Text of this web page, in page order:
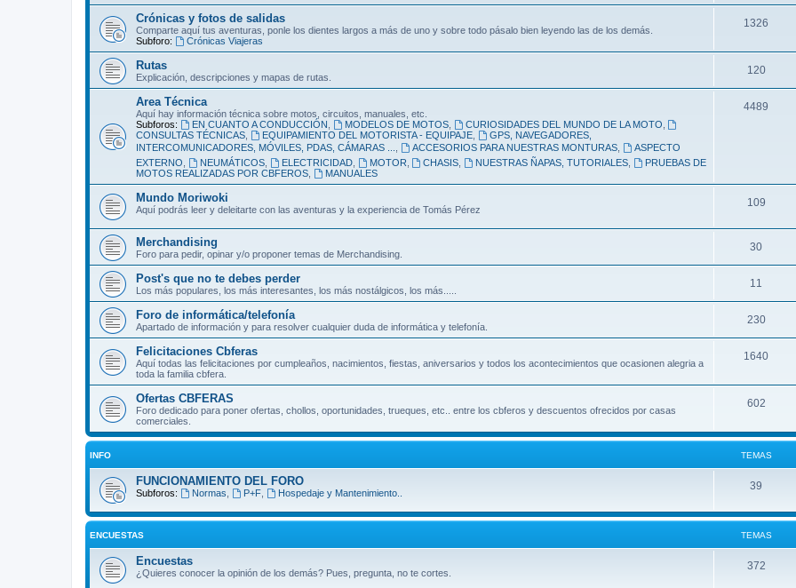
Crónicas y fotos de salidas
Comparte aquí tus aventuras, ponle los dientes largos a más de uno y sobre todo pásalo bien leyendo las de los demás.
Subforo:
Crónicas Viajeras
1326
Rutas
Explicación, descripciones y mapas de rutas.
120
Area Técnica
Aquí hay información técnica sobre motos, circuitos, manuales, etc.
Subforos:
EN CUANTO A CONDUCCIÓN MODELOS DE MOTOS, CURIOSIDADES DEL MUNDO DE LA MOTO
CONSULTAS TÉCNICAS
EQUIPAMIENTO DEL MOTORISTA - EQUIPAJE,
GPS, NAVEGADORES,
INTERCOMUNICADORES, MÓVILES, PDAS, CÁMARAS ...
ACCESORIOS PARA NUESTRAS MONTURAS,
ASPECTO
EXTERNO
NEUMÁTICOS, ELECTRICIDAD, MOTOR CHASIS NUESTRAS ÑAPAS, TUTORIALES
PRUEBAS DE
MOTOS REALIZADAS POR CBFEROS
MANUALES
4489
Mundo Moriwoki
Aquí podrás leer y deleitarte con las aventuras y la experiencia de Tomás Pérez
109
Merchandising
Foro para pedir, opinar y/o proponer temas de Merchandising.
30
Post's que no te debes perder
Los más populares, los más interesantes, los más nostálgicos, los más.....
11
Foro de informática/telefonía
Apartado de información y para resolver cualquier duda de informática y telefonía.
230
Felicitaciones Cbferas
Aquí todas las felicitaciones por cumpleaños, nacimientos, fiestas, aniversarios y todos los acontecimientos que ocasionen alegria a
toda la familia cbfera.
1640
Ofertas CBFERAS
Foro dedicado para poner ofertas, chollos, oportunidades, trueques, etc.. entre los cbferos y descuentos ofrecidos por casas
comerciales.
602
INFO TEMAS
FUNCIONAMIENTO DEL FORO
Subforos: Normas P+F, Hospedaje y Mantenimiento..
39
ENCUESTAS TEMAS
Encuestas
¿Quieres conocer la opinión de los demás? Pues, pregunta, no te cortes.
372